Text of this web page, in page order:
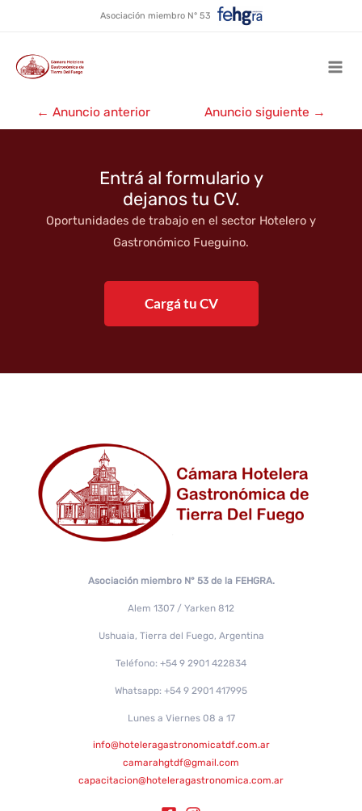
contenido
Asociación miembro N° 53
Hotel Mónaco ★★
Navegación
de
← Anuncio anterior Anuncio siguiente →
Entrá al formulario y
dejanos tu CV.
Oportunidades de trabajo en el sector Hotelero y
Gastronómico Fueguino.
Cargá tu CV
Asociación miembro N° 53 de la FEHGRA.
Alem 1307 / Yarken 812
Ushuaia, Tierra del Fuego, Argentina
Teléfono: +54 9 2901 422834
Whatsapp: +54 9 2901 417995
Lunes a Viernes 08 a 17
info@hoteleragastronomicatdf.com.ar
camarahgtdf@gmail.com
capacitacion@hoteleragastronomica.com.ar